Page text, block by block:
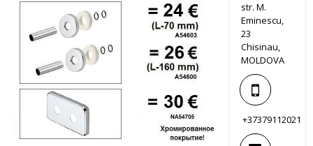
str. M.
Eminescu,
23
Chisinau,
MOLDOVA
+37379112021